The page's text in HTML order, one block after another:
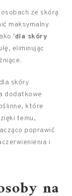
ze skórą
maksymalny
‘dla skóry
eliminując
skóry
dodatkowe
które
temu,
poprawić
i
na